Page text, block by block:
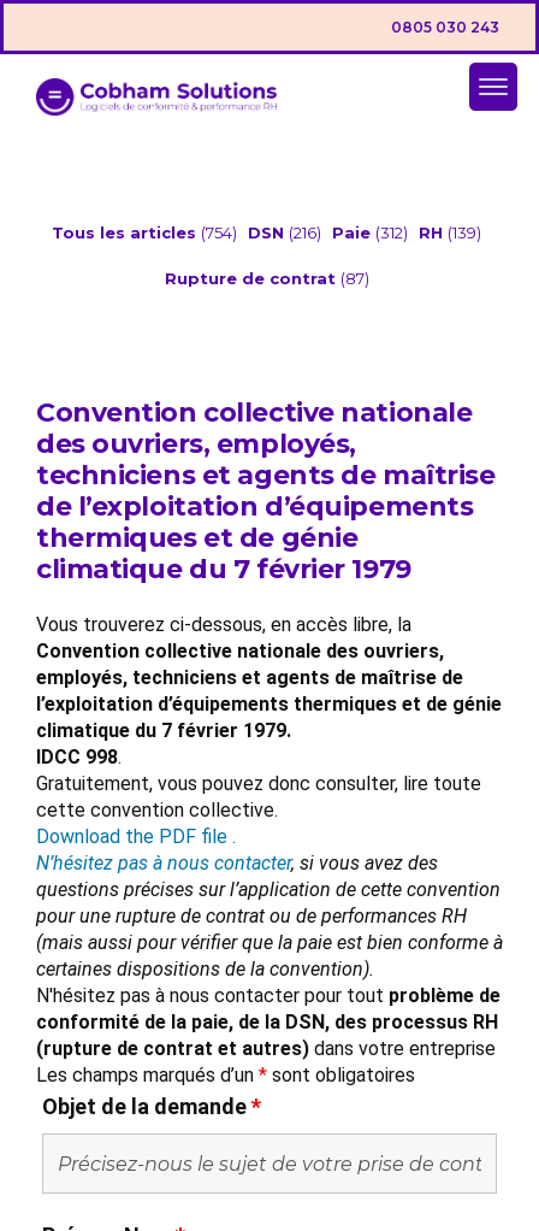
0805 030 243
Tous les articles (754) DSN (216) Paie (312) RH (139)
Rupture de contrat (87)
Convention collective nationale
des ouvriers, employés,
techniciens et agents de maîtrise
de l’exploitation d’équipements
thermiques et de génie
climatique du 7 février 1979
Vous trouverez ci-dessous, en accès libre, la
Convention collective nationale des ouvriers,
employés, techniciens et agents de maîtrise de
l’exploitation d’équipements thermiques et de génie
climatique du 7 février 1979.
IDCC 998.
Gratuitement, vous pouvez donc consulter, lire toute
cette convention collective.
Download the PDF file .
N’hésitez pas à nous contacter, si vous avez des
questions précises sur l’application de cette convention
pour une rupture de contrat ou de performances RH
(mais aussi pour vérifier que la paie est bien conforme à
certaines dispositions de la convention).
N'hésitez pas à nous contacter pour tout problème de
conformité de la paie, de la DSN, des processus RH
(rupture de contrat et autres) dans votre entreprise
Les champs marqués d’un * sont obligatoires
Objet de la demande*